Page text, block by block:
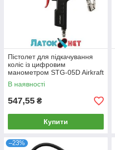
Пістолет для підкачування
коліс із цифровим
манометром STG-05D Airkraft
В наявності
547,55 ₴
Купити
–23%